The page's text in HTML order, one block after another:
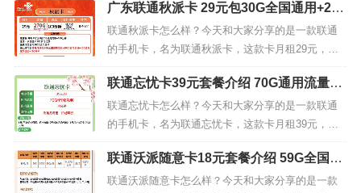
全国通话。我们来看下联通学霸卡39元套餐的详细
介绍。联通学霸卡套餐介绍套餐：39元200分钟通
话 280G流量 流量包括：20G全国+2...
广东联通秋派卡 29元包30G全国通用+200
G省内通用+40G省内定向+100分钟全国通
话
联通秋派卡怎么样？今天和大家分享的是一款联通
的手机卡，名为联通秋派卡，这款卡月租29元，包
含30G全国通用流量，200G广东省内通用流量，40
G省内定向，100分钟全国通话。我们来看下广东联
通秋派卡29元套餐的详细介绍。月租：29元流量：2
70G（30G全国通用流量+200G省内流量+40G省内
定向...
联通忘忧卡39元套餐介绍 70G通用流量+3
0分钟通话+长期套餐
联通忘忧卡怎么样？今天和大家分享的是一款联通
的手机卡，名为联通忘忧卡，这款卡月租39元，包
含70G通用流量，无定向流量，30分钟通话。我们
来看下联通忘忧卡39元套餐的详细介绍。优惠月
租：39元/月 国内流量：70G全国通用 国内通话：3
联通沃派随意卡18元套餐介绍 59G全国流
量+200分钟通话+会员权益
联通沃派随意卡怎么样？今天和大家分享的是一款